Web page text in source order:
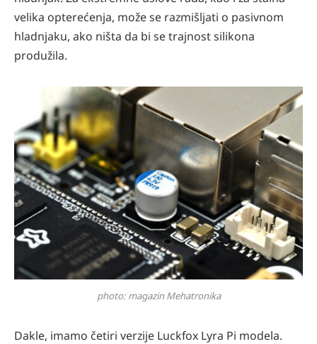
velika opterećenja, može se razmišljati o pasivnom
hladnjaku, ako ništa da bi se trajnost silikona
produžila.
photo: magazin Mehatronika
Dakle, imamo četiri verzije Luckfox Lyra Pi modela.